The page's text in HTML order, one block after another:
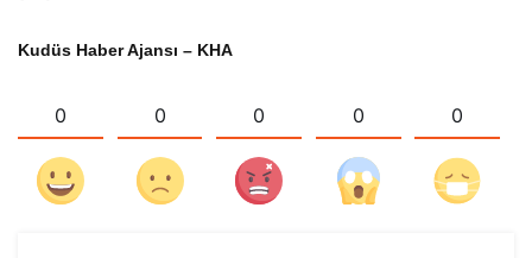
Kudüs Haber Ajansı – KHA
0 0 0 0 0